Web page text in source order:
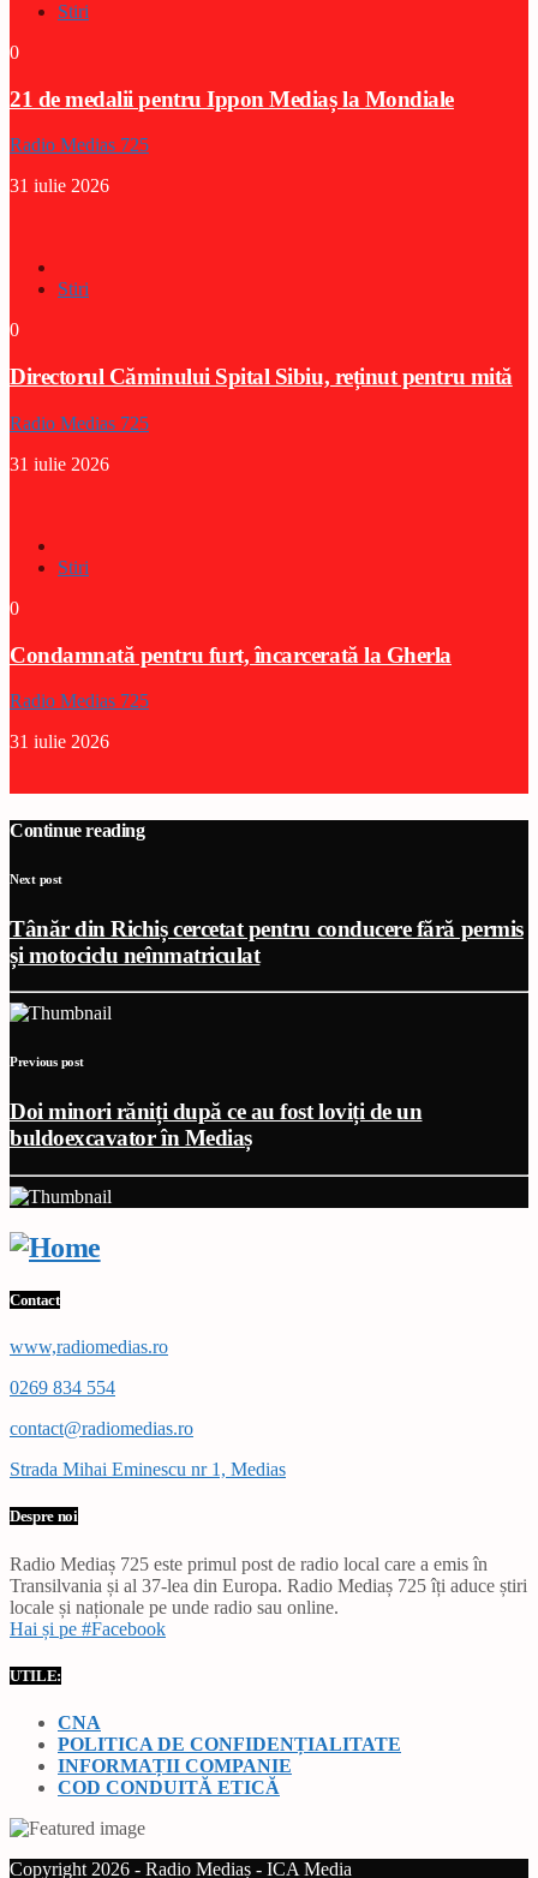
Stiri
0
21 de medalii pentru Ippon Mediaș la Mondiale
Radio Medias 725
31 iulie 2026
Stiri
0
Directorul Căminului Spital Sibiu, reținut pentru mită
Radio Medias 725
31 iulie 2026
Stiri
0
Condamnată pentru furt, încarcerată la Gherla
Radio Medias 725
31 iulie 2026
Continue reading
Next post
Tânăr din Richiș cercetat pentru conducere fără permis
și motociclu neînmatriculat
Previous post
Doi minori răniți după ce au fost loviți de un
buldoexcavator în Mediaș
Contact
www,radiomedias.ro
0269 834 554
contact@radiomedias.ro
Strada Mihai Eminescu nr 1, Medias
Despre noi
Radio Mediaș 725 este primul post de radio local care a emis în
Transilvania și al 37-lea din Europa. Radio Mediaș 725 îți aduce știri
locale și naționale pe unde radio sau online.
Hai și pe #Facebook
UTILE:
CNA
POLITICA DE CONFIDENȚIALITATE
INFORMAȚII COMPANIE
COD CONDUITĂ ETICĂ
Copyright 2026 - Radio Mediaș - ICA Media